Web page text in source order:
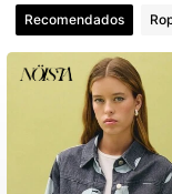
Recomendados